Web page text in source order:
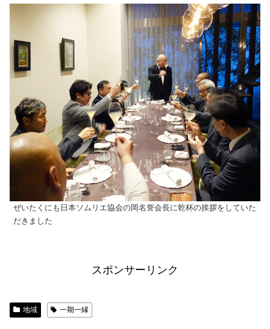
ぜいたくにも日本ソムリエ協会の岡名誉会長に乾杯の挨拶をしていた
だきました
スポンサーリンク
地域 一期一縁